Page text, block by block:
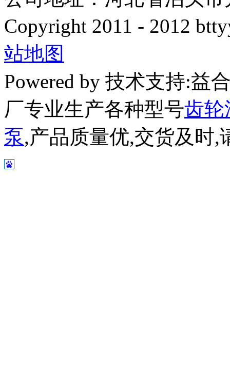
Copyright 2011 - 2012
站地图
Powered by 技术支持:益
厂专业生产各种型号齿轮
泵,产品质量优,交货及时,